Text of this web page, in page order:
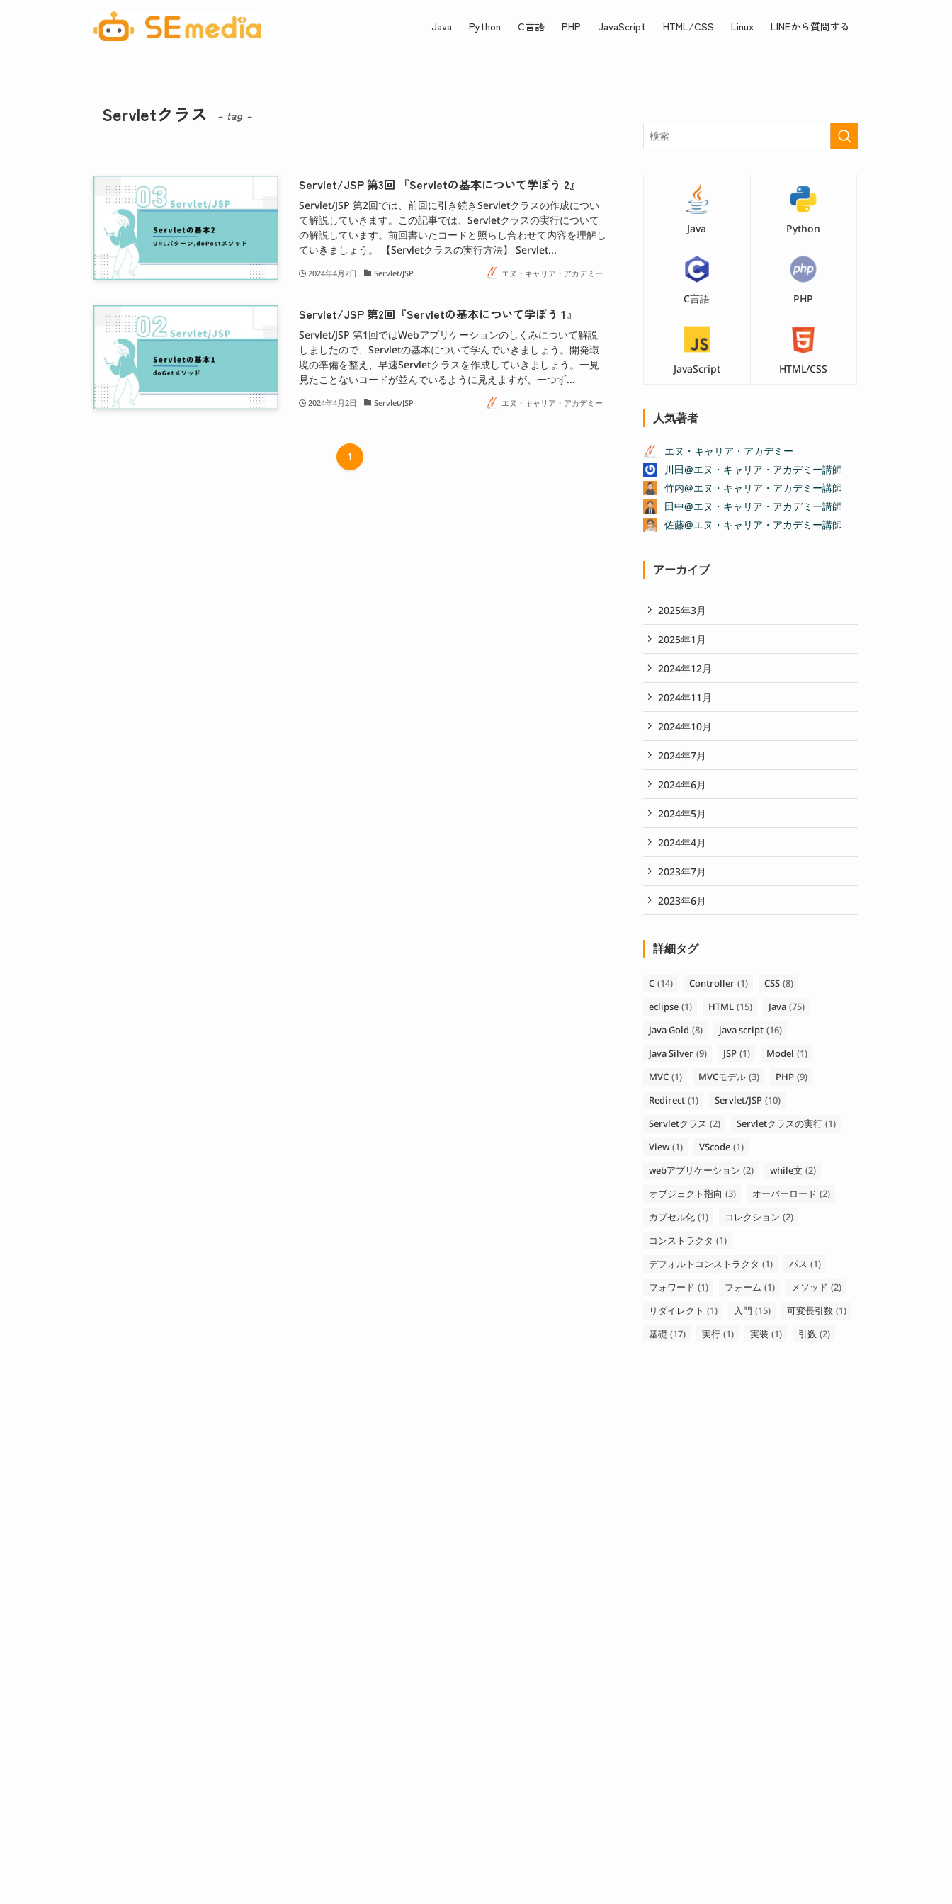
Java Python C言語 PHP JavaScript HTML/CSS Linux LINEから質問する
Servletクラス – tag –
Servlet/JSP 第3回 『Servletの基本について学ぼう 2』
Servlet/JSP 第2回では、前回に引き続きServletクラスの作成につい
て解説していきます。この記事では、Servletクラスの実行について
の解説しています。前回書いたコードと照らし合わせて内容を理解し
ていきましょう。 【Servletクラスの実行方法】 Servlet...
2024年4月2日 Servlet/JSP エヌ・キャリア・アカデミー
Servlet/JSP 第2回『Servletの基本について学ぼう 1』
Servlet/JSP 第1回ではWebアプリケーションのしくみについて解説
しましたので、Servletの基本について学んでいきましょう。開発環
境の準備を整え、早速Servletクラスを作成していきましょう。一見
見たことないコードが並んでいるように見えますが、一つず...
2024年4月2日 Servlet/JSP エヌ・キャリア・アカデミー
1
Java Python
C言語 PHP
JavaScript HTML/CSS
人気著者
エヌ・キャリア・アカデミー
川田@エヌ・キャリア・アカデミー講師
竹内@エヌ・キャリア・アカデミー講師
田中@エヌ・キャリア・アカデミー講師
佐藤@エヌ・キャリア・アカデミー講師
アーカイブ
2025年3月
2025年1月
2024年12月
2024年11月
2024年10月
2024年7月
2024年6月
2024年5月
2024年4月
2023年7月
2023年6月
詳細タグ
C (14) Controller (1) CSS (8)
eclipse (1) HTML (15) Java (75)
Java Gold (8) java script (16)
Java Silver (9) JSP (1) Model (1)
MVC (1) MVCモデル (3) PHP (9)
Redirect (1) Servlet/JSP (10)
Servletクラス (2) Servletクラスの実行 (1)
View (1) VScode (1)
webアプリケーション (2) while文 (2)
オブジェクト指向 (3) オーバーロード (2)
カプセル化 (1) コレクション (2)
コンストラクタ (1)
デフォルトコンストラクタ (1) パス (1)
フォワード (1) フォーム (1) メソッド (2)
リダイレクト (1) 入門 (15) 可変長引数 (1)
基礎 (17) 実行 (1) 実装 (1) 引数 (2)